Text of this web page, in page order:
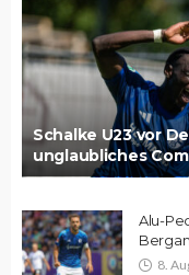
Schalke U23 vor
unglaubliches
Alu-
8.